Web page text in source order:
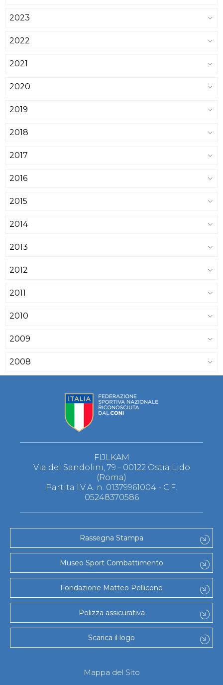
2023
2022
2021
2020
2019
2018
2017
2016
2015
2014
2013
2012
2011
2010
2009
2008
FIJLKAM
Via dei Sandolini, 79 - 00122 Ostia Lido
(Roma)
Partita I.V.A. n. 01379961004 - C.F.
05248370586
Rassegna Stampa
Museo Sport Combattimento
Fondazione Matteo Pellicone
Polizza assicurativa
Scarica il logo
Mappa del Sito